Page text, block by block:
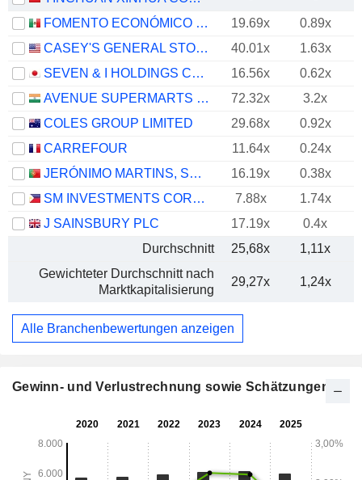
FOMENTO ECONÓMICO MEXICANO, S.A.B. DE C.V.
19.69x
0.89x
CASEY'S GENERAL STORES, INC.
40.01x 1.63x
SEVEN & I HOLDINGS CO., LTD.
16.56x
0.62x
AVENUE SUPERMARTS LIMITED
72.32x 3.2x
COLES GROUP LIMITED
29.68x
0.92x
CARREFOUR
11.64x
0.24x
JERÓNIMO MARTINS, SGPS, S.A.
16.19x
0.38x
SM INVESTMENTS CORPORATION
7.88x
1.74x
J SAINSBURY PLC
17.19x
0.4x
Durchschnitt
25,68x 1,11x
Gewichteter Durchschnitt nach
Marktkapitalisierung
29,27x 1,24x
Alle Branchenbewertungen anzeigen
Gewinn- und Verlustrechnung sowie Schätzungen